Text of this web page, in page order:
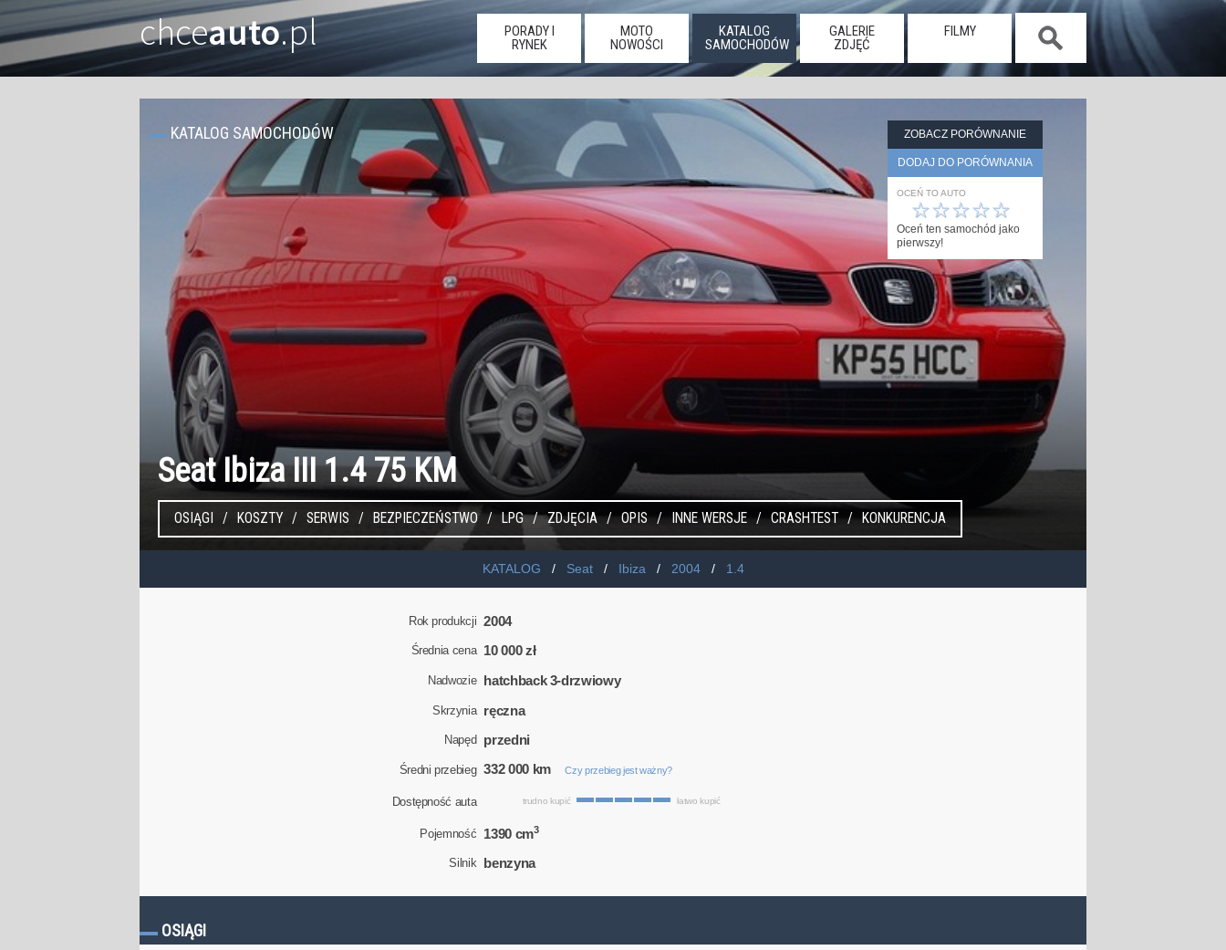
chceauto.pl
PORADY I
RYNEK
MOTO
NOWOŚCI
KATALOG
SAMOCHODÓW
GALERIE
ZDJĘĆ
FILMY
Seat Ibiza III 1.4 75 KM
KATALOG SAMOCHODÓW ZOBACZ PORÓWNANIE
DODAJ DO PORÓWNANIA
OCEŃ TO AUTO
☆
☆
☆
☆
☆
Oceń ten samochód jako
pierwszy!
OSIĄGI KOSZTY SERWIS BEZPIECZEŃSTWO LPG ZDJĘCIA OPIS INNE WERSJE CRASHTEST KONKURENCJA
KATALOG Seat Ibiza 2004 1.4
Rok produkcji 2004
Średnia cena 10 000 zł
Nadwozie hatchback 3-drzwiowy
Skrzynia ręczna
Napęd przedni
Średni przebieg 332 000 km Czy przebieg jest ważny?
Dostępność auta trudno kupić łatwo kupić
Pojemność 1390 cm3
Silnik benzyna
OSIĄGI